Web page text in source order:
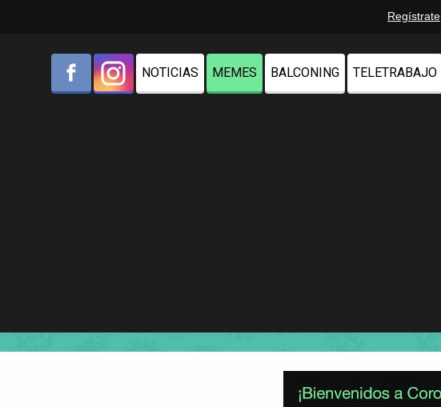
Regístrate
NOTICIAS MEMES BALCONING TELETRABAJO